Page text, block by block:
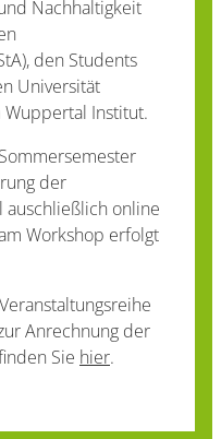
Nachhaltigkeit
den Students
Universität
Institut.
der
auschließlich online
Workshop erfolgt
Anrechnung der
Sie hier.